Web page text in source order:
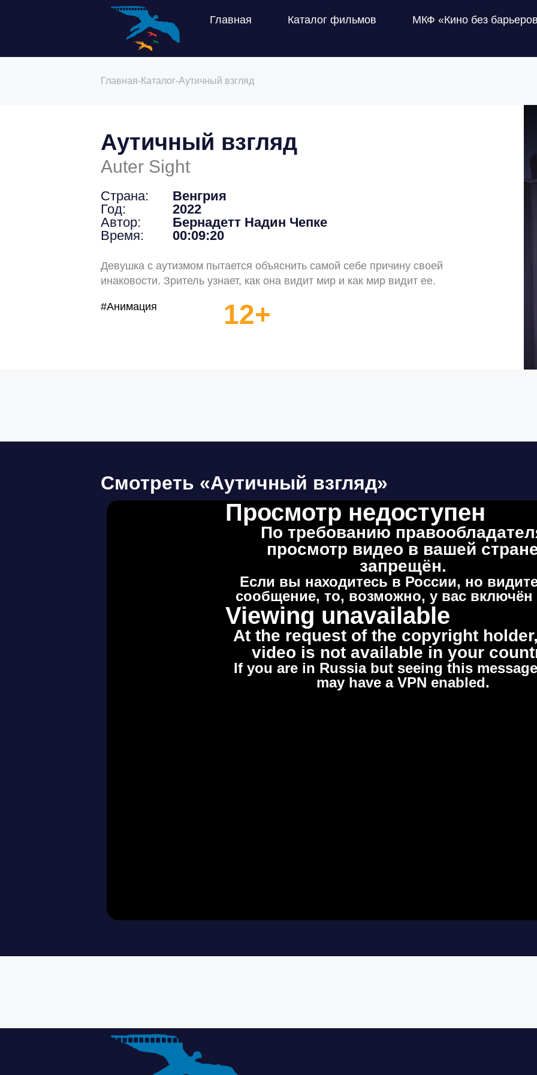
Главная Каталог фильмов МКФ «Кино без
Главная-Каталог-Аутичный взгляд
Аутичный взгляд
Auter Sight
Страна:
Венгрия
Год:
2022
Автор:
Бернадетт Надин Чепке
Время:
00:09:20
Девушка с аутизмом пытается объяснить самой себе причину своей
инаковости. Зритель узнает, как она видит мир и как мир видит ее.
#Анимация 12+
Смотреть «Аутичный взгляд»
Просмотр недоступен
По требованию
просмотр видео в вашей
запрещён.
Если вы находитесь в России, но
сообщение, то, возможно, у вас включён
Viewing unavailable
At the request of the copyright
video is not available in your
If you are in Russia but seeing this
may have a VPN enabled.